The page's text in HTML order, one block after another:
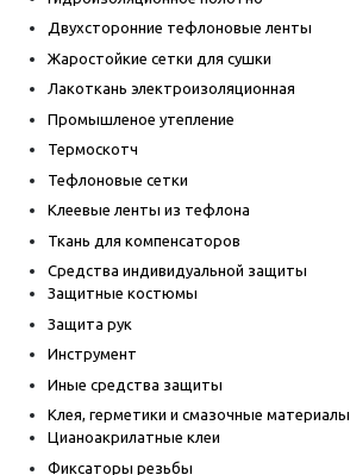
Двухсторонние тефлоновые ленты
Жаростойкие сетки для сушки
Лакоткань электроизоляционная
Промышленое утепление
Термоскотч
Тефлоновые сетки
Клеевые ленты из тефлона
Ткань для компенсаторов
Средства индивидуальной защиты
Защитные костюмы
Защита рук
Инструмент
Иные средства защиты
Клея, герметики и смазочные материалы
Цианоакрилатные клеи
Фиксаторы резьбы